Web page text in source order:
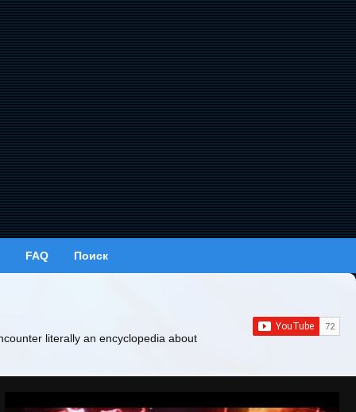
FAQ Поиск
literally an encyclopedia about